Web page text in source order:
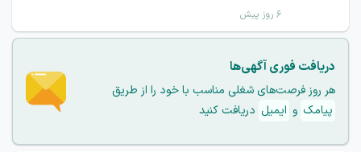
۶ روز پیش
دریافت فوری آگهی‌ها
هر روز فرصت‌های شغلی مناسب با خود را از طریق
پیامک و ایمیل دریافت کنید